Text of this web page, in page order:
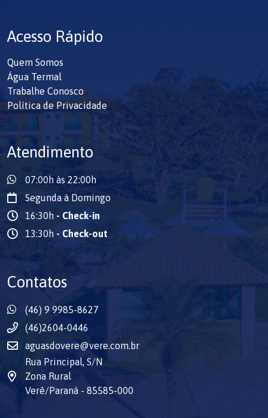
Acesso Rápido
Quem Somos
Água Termal
Trabalhe Conosco
Política de Privacidade
Atendimento
07:00h às 22:00h
Segunda à Domingo
16:30h - Check-in
13:30h - Check-out
Contatos
(46) 9 9985-8627
(46)2604-0446
aguasdovere@vere.com.br
Rua Principal, S/N
Zona Rural
Verê/Paraná - 85585-000